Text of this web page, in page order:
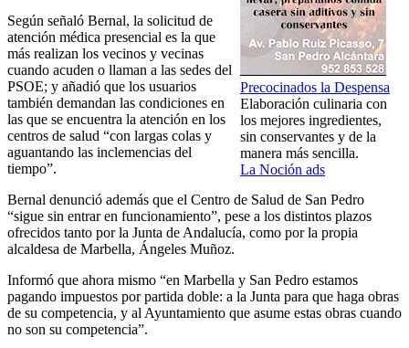
Precocinados la Despensa
Elaboración culinaria con
los mejores ingredientes,
sin conservantes y de la
manera más sencilla.
La Noción ads
Según señaló Bernal, la solicitud de
atención médica presencial es la que
más realizan los vecinos y vecinas
cuando acuden o llaman a las sedes del
PSOE; y añadió que los usuarios
también demandan las condiciones en
las que se encuentra la atención en los
centros de salud “con largas colas y
aguantando las inclemencias del
tiempo”.
Bernal denunció además que el Centro de Salud de San Pedro
“sigue sin entrar en funcionamiento”, pese a los distintos plazos
ofrecidos tanto por la Junta de Andalucía, como por la propia
alcaldesa de Marbella, Ángeles Muñoz.
Informó que ahora mismo “en Marbella y San Pedro estamos
pagando impuestos por partida doble: a la Junta para que haga obras
de su competencia, y al Ayuntamiento que asume estas obras cuando
no son su competencia”.